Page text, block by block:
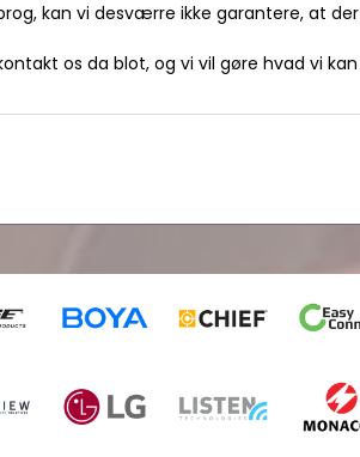
kan vi desværre ikke garantere, at der
os da blot, og vi vil gøre hvad vi